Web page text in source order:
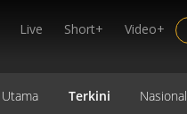
Live Short+ Video+
Terkini Nasional